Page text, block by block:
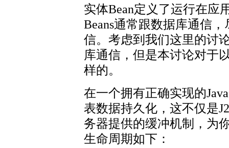
实体Bean定义了运行在应
Beans通常跟数据库通信
信。考虑到我们这里的讨
库通信，但是本讨论对于
样的。
在一个拥有正确实现的
表数据持久化，这不仅是
务器提供的缓冲机制，为
生命周期如下：